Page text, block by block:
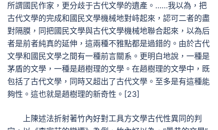
所謂國民作家，更分歧于古代文學的遺產。……我以為，把
古代文學的完成和國民文學機械地對峙起來，認可二者的盡
對隔膜，同把國民文學與古代文學機械地聯合起來，以為后
者是前者純真的延伸，這兩種不雅點都是過錯的。由於古代
文學和國民文學之間有一種前言關系。更明白地說，一種是
茅盾的文學，一種是趙樹理的文學。在趙樹理的文學中，既
包括了古代文學，同時又超出了古代文學。至多是有這種能
夠性。這也就是趙樹理的新奇性。[23]
上陳述法折射著竹內好對工具方文學古代性異同的判